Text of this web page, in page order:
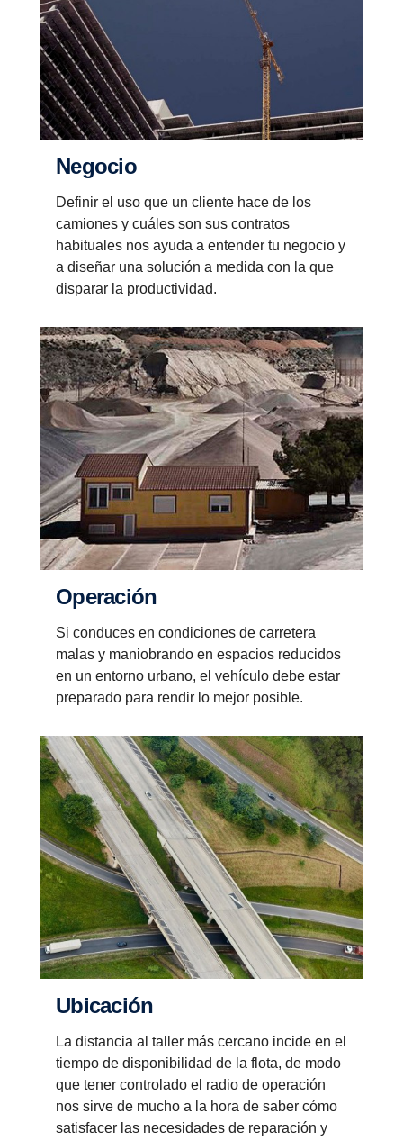
Negocio
Definir el uso que un cliente hace de los
camiones y cuáles son sus contratos
habituales nos ayuda a entender tu negocio y
a diseñar una solución a medida con la que
disparar la productividad.
Opera­ción
Si conduces en condiciones de carretera
malas y maniobrando en espacios reducidos
en un entorno urbano, el vehículo debe estar
preparado para rendir lo mejor posible.
Ubica­ción
La distancia al taller más cercano incide en el
tiempo de disponibilidad de la flota, de modo
que tener controlado el radio de operación
nos sirve de mucho a la hora de saber cómo
satisfacer las necesidades de reparación y